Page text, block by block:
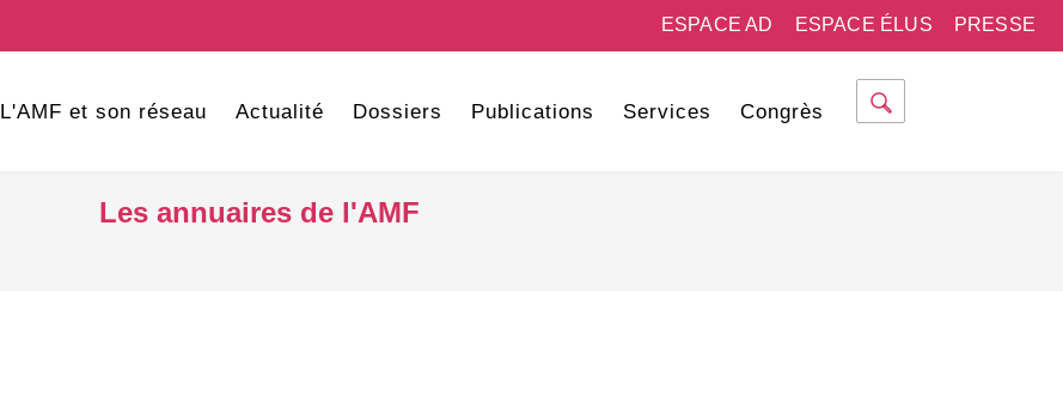
PRESSE
ESPACE ÉLUS
ESPACE AD
L'AMF et son réseau Actualité Dossiers Publications Services Congrès
Les annuaires de l'AMF